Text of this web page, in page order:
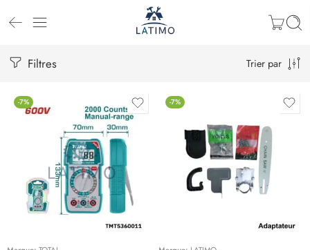
Filtres Trier par
-7% -7%